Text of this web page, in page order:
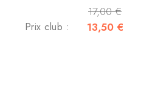
17,00 €
Prix club : 13,50 €